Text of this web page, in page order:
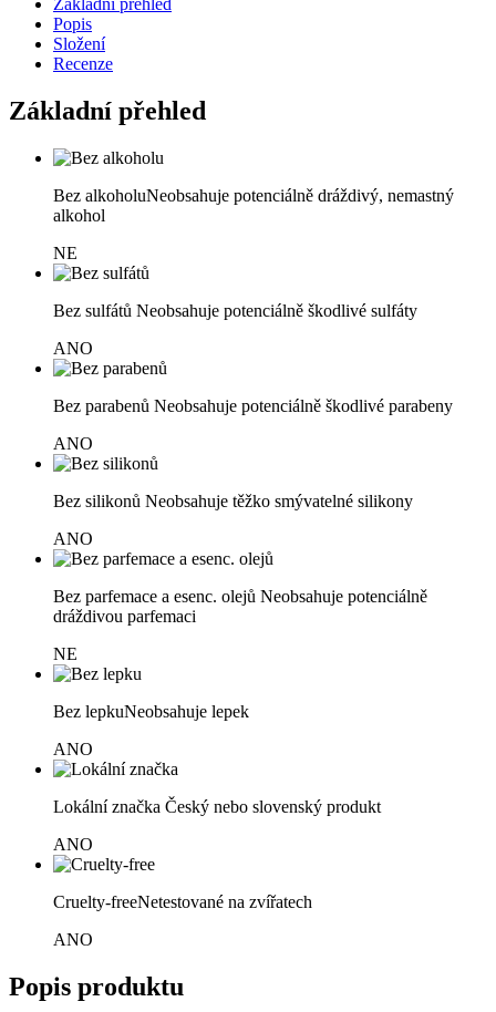
Základní přehled
Popis
Složení
Recenze
Základní přehled
Bez alkoholuNeobsahuje potenciálně dráždivý, nemastný
alkohol
NE
Bez sulfátů Neobsahuje potenciálně škodlivé sulfáty
ANO
Bez parabenů Neobsahuje potenciálně škodlivé parabeny
ANO
Bez silikonů Neobsahuje těžko smývatelné silikony
ANO
Bez parfemace a esenc. olejů Neobsahuje potenciálně
dráždivou parfemaci
NE
Bez lepkuNeobsahuje lepek
ANO
Lokální značka Český nebo slovenský produkt
ANO
Cruelty-freeNetestované na zvířatech
ANO
Popis produktu